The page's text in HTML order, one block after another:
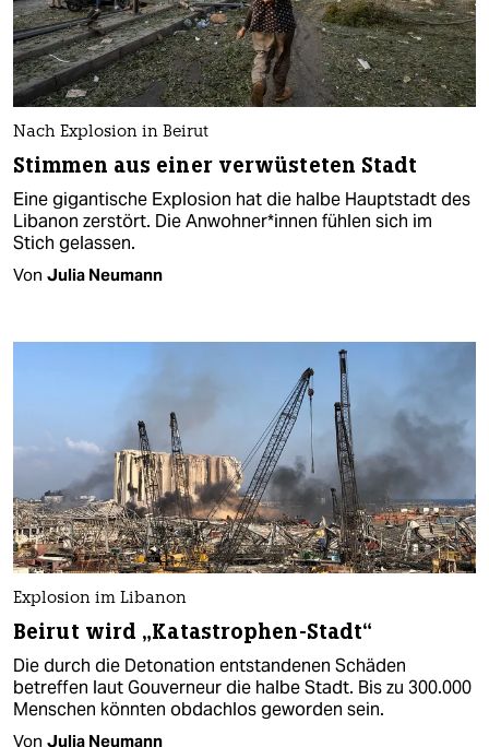
Nach Explosion in Beirut
Stimmen aus einer verwüsteten Stadt
Eine gigantische Explosion hat die halbe Hauptstadt des
Libanon zerstört. Die Anwohner*innen fühlen sich im
Stich gelassen.
Von Julia Neumann
Explosion im Libanon
Beirut wird „Katastrophen-Stadt“
Die durch die Detonation entstandenen Schäden
betreffen laut Gouverneur die halbe Stadt. Bis zu 300.000
Menschen könnten obdachlos geworden sein.
Von Julia Neumann